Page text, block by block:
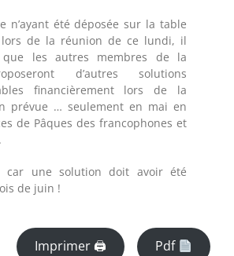
n’ayant été déposée sur la table
lors de la réunion de ce lundi, il
les autres membres de la
d’autres solutions
financièrement lors de la
prévue … seulement en mai en
de Pâques des francophones et
car une solution doit avoir été
de juin !
Imprimer 🖨 Pdf